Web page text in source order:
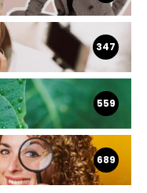
347
559
689